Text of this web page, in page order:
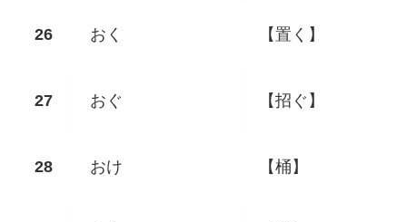
おく 【置く】
おぐ 【招ぐ】
おけ 【桶】